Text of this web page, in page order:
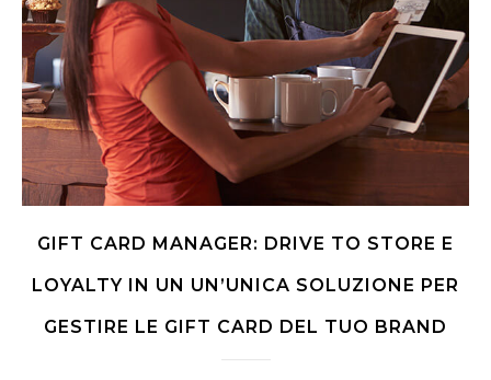
GIFT CARD MANAGER: DRIVE TO STORE E
LOYALTY IN UN UN’UNICA SOLUZIONE PER
GESTIRE LE GIFT CARD DEL TUO BRAND